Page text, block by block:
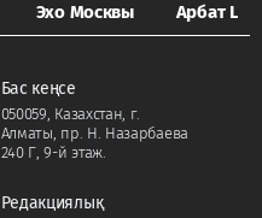
Эхо Москвы Арбат LIFE
Бас кеңсе
050059, Казахстан, г.
Алматы, пр. Н. Назарбаева
240 Г, 9-й этаж.
Редакциялық